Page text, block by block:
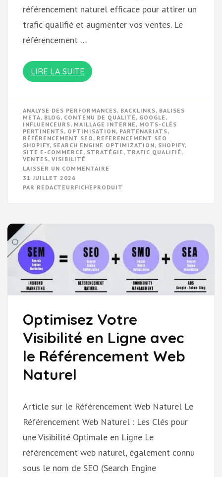
référencement naturel efficace pour attirer un
trafic qualifié et augmenter vos ventes. Le
référencement …
LIRE LA SUITE
ANALYSE DES PERFORMANCES, BACKLINKS, BALISES
META, BLOG, CONTENU DE QUALITÉ , GOOGLE ,
INFLUENCEURS, MAILLAGE INTERNE , MOTS-CLÉS
PERTINENTS, OPTIMISATION, PARTENARIATS,
RÉFÉRENCEMENT SEO , REFERENCEMENT SEO
SHOPIFY, SEARCH ENGINE OPTIMIZATION, SHOPIFY,
SITE E-COMMERCE , STRATÉGIE , TRAFIC QUALIFIÉ ,
VENTES, VISIBILITÉ
LAISSER UN COMMENTAIRE
RÉFÉRENCEMENT
LIGNE
31 JUILLET 2026
PAR REDACTEURFICHEPRODUIT
Optimisez Votre
Visibilité en Ligne avec
le Référencement Web
Naturel
Article sur le Référencement Web Naturel Le
Référencement Web Naturel : Les Clés pour
une Visibilité Optimale en Ligne Le
référencement web naturel, également connu
sous le nom de SEO (Search Engine